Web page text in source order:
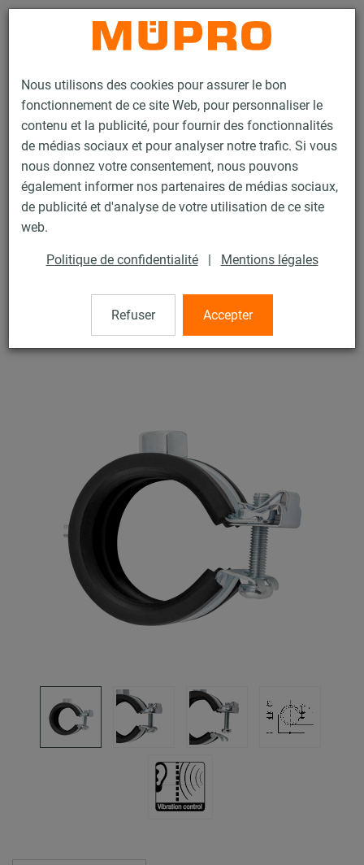
Nous utilisons des cookies pour assurer le bon
fonctionnement de ce site Web, pour personnaliser le
contenu et la publicité, pour fournir des fonctionnalités
de médias sociaux et pour analyser notre trafic. Si vous
nous donnez votre consentement, nous pouvons
également informer nos partenaires de médias sociaux,
de publicité et d'analyse de votre utilisation de ce site
web.
Politique de confidentialité | Mentions légales
Refuser Accepter
Contact
Produits Technique de fixation
Insonorisation
Colliers insonorisés
OPTIMAL Junior® Easy
OPTIMAL Junior® Easy
OPTIMAL Junior® Easy, M8/M10, 4" (108-114 mm), zingué